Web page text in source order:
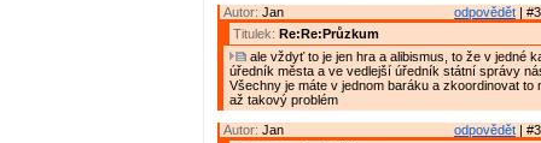
odpovědět |
Autor: Jan
Titulek: Re:Re:Průzkum
ale vždyť to je jen hra a alibismus, to že v jedné
úředník města a ve vedlejší úředník státní správy
Všechny je máte v jednom baráku a zkoordinovat to
až takový problém
odpovědět |
Autor: Jan